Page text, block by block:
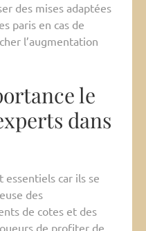
des mises adaptées
paris en cas de
l’augmentation
le
dans
essentiels car ils se
des
de cotes et des
de profiter de